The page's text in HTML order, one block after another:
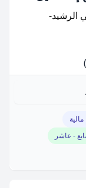
الرشيد-
- عاشر